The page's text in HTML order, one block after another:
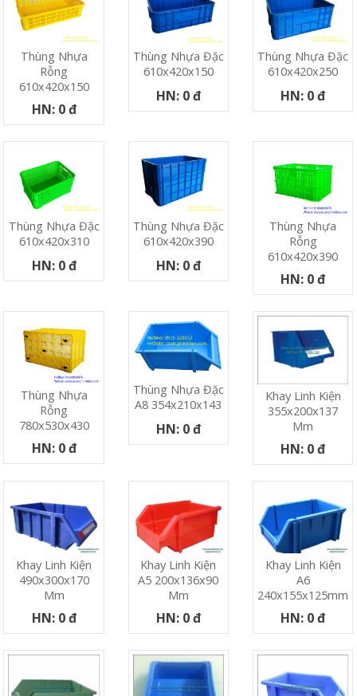
Thùng Nhựa
Rỗng
610x420x150
HN: 0 đ
Thùng Nhựa Đặc
610x420x150
HN: 0 đ
Thùng Nhựa Đặc
610x420x250
HN: 0 đ
Thùng Nhựa Đặc
610x420x310
HN: 0 đ
Thùng Nhựa Đặc
610x420x390
HN: 0 đ
Thùng Nhựa
Rỗng
610x420x390
HN: 0 đ
Thùng Nhựa
Rỗng
780x530x430
HN: 0 đ
Thùng Nhựa Đặc
A8 354x210x143
HN: 0 đ
Khay Linh Kiện
355x200x137
Mm
HN: 0 đ
Khay Linh Kiện
490x300x170
Mm
HN: 0 đ
Khay Linh Kiện
A5 200x136x90
Mm
HN: 0 đ
Khay Linh Kiện
A6
240x155x125mm
HN: 0 đ